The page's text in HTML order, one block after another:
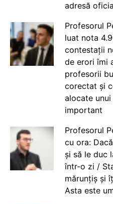
adresă
Profesorul
luat nota
contestații
de erori îmi
profesorii
corectat și
alocate
important
Profesorul
cu ora:
și să le duc
într-o zi /
mărunțiș și
Asta este